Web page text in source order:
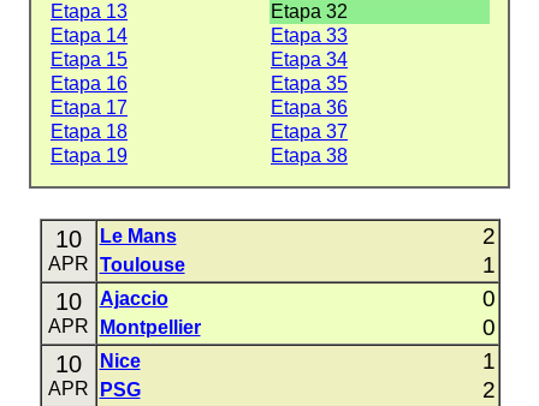
Etapa 13
Etapa 32
Etapa 14
Etapa 33
Etapa 15
Etapa 34
Etapa 16
Etapa 35
Etapa 17
Etapa 36
Etapa 18
Etapa 37
Etapa 19
Etapa 38
10
APR
Le Mans 2
Toulouse 1
10
APR
Ajaccio 0
Montpellier 0
10
APR
Nice 1
PSG 2